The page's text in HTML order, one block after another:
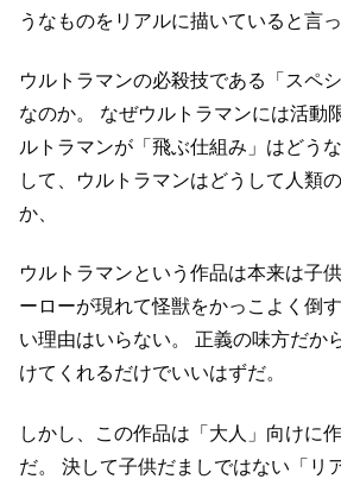
うなものをリアルに描いていると言っ
ウルトラマンの必殺技である「スペ
なのか。
なぜウルトラマンには活動
ルトラマンが「飛ぶ仕組み」はどう
して、ウルトラマンはどうして人類
か、
ウルトラマンという作品は本来は子
ーローが現れて怪獣をかっこよく倒す
い理由はいらない。
正義の味方だか
けてくれるだけでいいはずだ。
しかし、この作品は「大人」向けに
だ。
決して子供だましではない「リ